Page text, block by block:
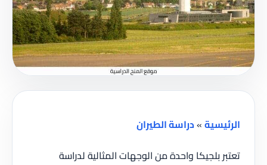
الرئيسية»دراسة الطيران
تعتبر بلجيكا واحدة من الوجهات المثالية لدراسة